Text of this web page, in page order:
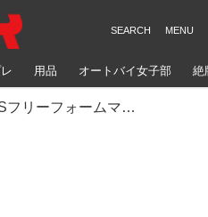
用品 オートバイ女子部 絶
PRUNUSフリーフォームマフラー NMAX125/155